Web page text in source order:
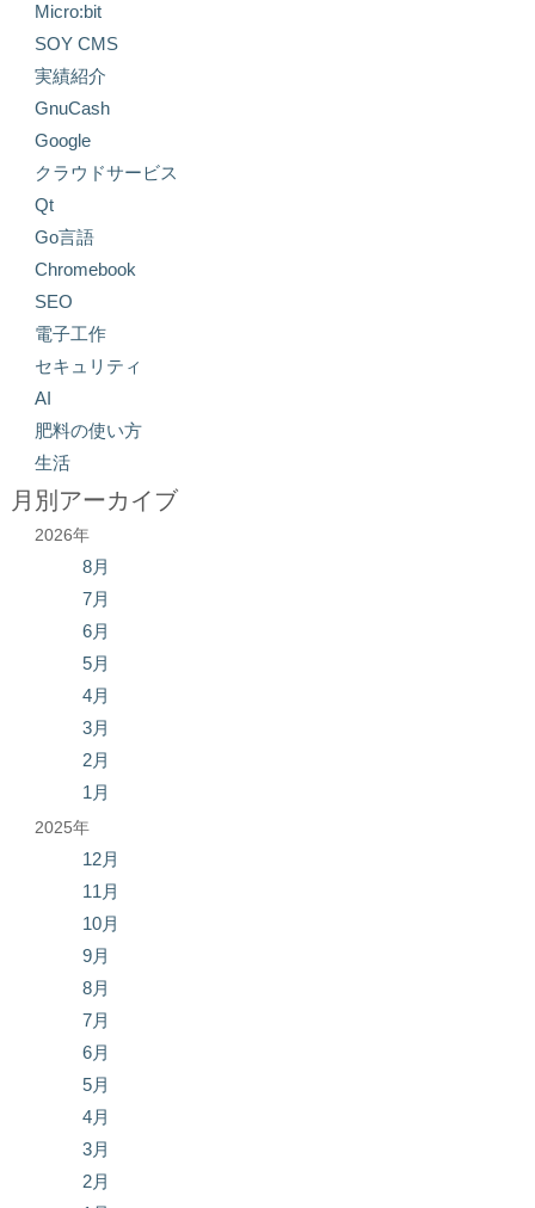
Micro:bit
SOY CMS
実績紹介
GnuCash
Google
クラウドサービス
Qt
Go言語
Chromebook
SEO
電子工作
セキュリティ
AI
肥料の使い方
生活
月別アーカイブ
2026年
8月
7月
6月
5月
4月
3月
2月
1月
2025年
12月
11月
10月
9月
8月
7月
6月
5月
4月
3月
2月